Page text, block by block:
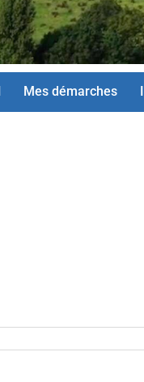
Mes démarches